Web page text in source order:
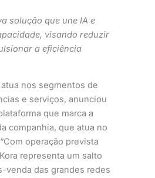
solução que une IA e
visando reduzir
a eficiência
nos segmentos de
e serviços, anunciou
que marca a
companhia, que atua no
operação prevista
representa um salto
venda das grandes redes